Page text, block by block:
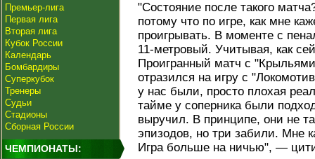
Премьер-лига
Первая лига
Вторая лига
Кубок России
Календарь
Бомбардиры
Суперкубок
Тренеры
Судьи
Стадионы
Сборная России
ЧЕМПИОНАТЫ:
"Состояние после такого
потому что по игре, как мне
проигрывать. В моменте с
11-метровый. Учитывая, как
Проигранный матч с
отразился на игру с
у нас были, просто плохая
тайме у соперника были
выручил. В принципе, они не
эпизодов, но три забили. Мне
Игра больше на ничью", —